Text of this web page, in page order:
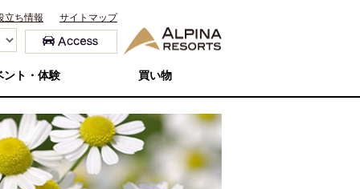
立ち情報 サイトマップ
ント・体験 買い物